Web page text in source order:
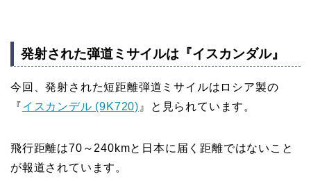
発射された弾道ミサイルは『イスカンダル』
今回、発射された短距離弾道ミサイルはロシア製の
『イスカンデル (9K720) 』と見られています。
飛行距離は70～240kmと日本に届く距離ではないこと
が報道されています。